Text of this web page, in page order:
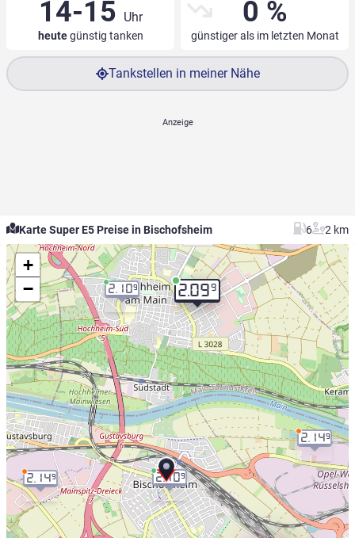
14-15 Uhr
heutegünstig tanken
0 %
günstiger als im letzten Monat
Tankstellen in meiner Nähe
Karte Super E5 Preise in Bischofsheim 6 2 km
2.099
2.149
2.149
2.109
2.109
+
−